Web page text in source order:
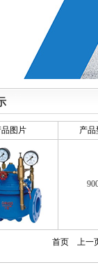
品图片 产品
首页 上一